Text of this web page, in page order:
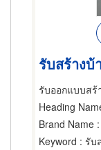
รับสร้าง
รับออกแบบส
Heading
Brand Name
Keyword : รับ